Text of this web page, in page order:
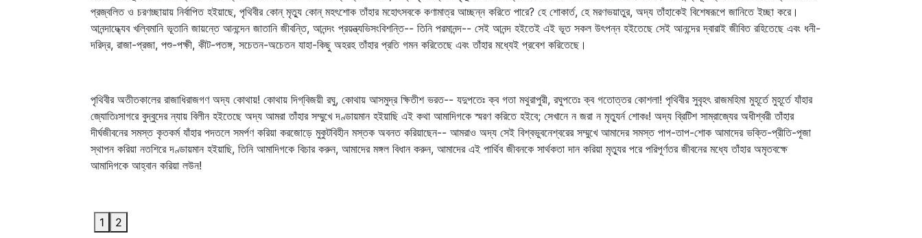
প্রজ্বলিত ও চরণচ্ছায়ায় নির্বাপিত হইয়াছে, পৃথিবীর কোন্‌ মৃত্যু কোন্‌ মহৎশোক তাঁহার মহোৎসবকে কণামাত্র আচ্ছন্ন করিতে পারে? হে শোকার্ত, হে মরণভয়াতুর, অদ্য তাঁহাকেই বিশেষরূপে জানিতে ইচ্ছা করে।
আনন্দাদ্ধ্যেব খল্বিমানি ভূতানি জায়ন্তে আনন্দেন জাতানি জীবন্তি, আনন্দং প্রয়ন্ত্যভিসংবিশন্তি-- তিনি পরমানন্দ-- সেই আনন্দ হইতেই এই ভূত সকল উৎপন্ন হইতেছে সেই আনন্দের দ্বারাই জীবিত রহিতেছে এবং ধনী-
দরিদ্র, রাজা-প্রজা, পশু-পক্ষী, কীট-পতঙ্গ, সচেতন-অচেতন যাহা-কিছু অহরহ তাঁহার প্রতি গমন করিতেছে এবং তাঁহার মধ্যেই প্রবেশ করিতেছে।
পৃথিবীর অতীতকালের রাজাধিরাজগণ অদ্য কোথায়! কোথায় দিগ্‌বিজয়ী রঘু, কোথায় আসমুদ্র ক্ষিতীশ ভরত-- যদুপতেঃ ক্ব গতা মথুরাপুরী, রঘুপতেঃ ক্ব গতোত্তর কোশলা! পৃথিবীর সুবৃহৎ রাজমহিমা মুহূর্তে মুহূর্তে যাঁহার
জ্যোতিঃসাগরে বুদ্‌বুদের ন্যায় বিলীন হইতেছে অদ্য আমরা তাঁহার সম্মুখে দণ্ডায়মান হইয়াছি এই কথা আমাদিগকে স্মরণ করিতে হইবে; সেখানে ন জরা ন মৃত্যুর্ন শোকঃ! অদ্য ব্রিটিশ সাম্রাজ্যের অধীশ্বরী তাঁহার
দীর্ঘজীবনের সমস্ত কৃতকর্ম যাঁহার পদতলে সমর্পণ করিয়া করজোড়ে মুকুটবিহীন মস্তক অবনত করিয়াছেন-- আমরাও অদ্য সেই বিশ্বভুবনেশ্বরের সম্মুখে আমাদের সমস্ত পাপ-তাপ-শোক আমাদের ভক্তি-প্রীতি-পূজা
স্থাপন করিয়া নতশিরে দণ্ডায়মান হইয়াছি, তিনি আমাদিগকে বিচার করুন, আমাদের মঙ্গল বিধান করুন, আমাদের এই পার্থিব জীবনকে সার্থকতা দান করিয়া মৃত্যুর পরে পরিপূর্ণতর জীবনের মধ্যে তাঁহার অমৃতবক্ষে
আমাদিগকে আহ্বান করিয়া লউন!
1 2